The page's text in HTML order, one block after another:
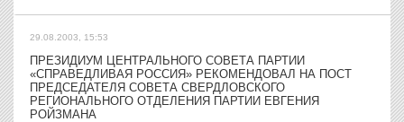
29.08.2003, 15:53
ПРЕЗИДИУМ ЦЕНТРАЛЬНОГО СОВЕТА ПАРТИИ
«СПРАВЕДЛИВАЯ РОССИЯ» РЕКОМЕНДОВАЛ НА ПОСТ
ПРЕДСЕДАТЕЛЯ СОВЕТА СВЕРДЛОВСКОГО
РЕГИОНАЛЬНОГО ОТДЕЛЕНИЯ ПАРТИИ ЕВГЕНИЯ
РОЙЗМАНА